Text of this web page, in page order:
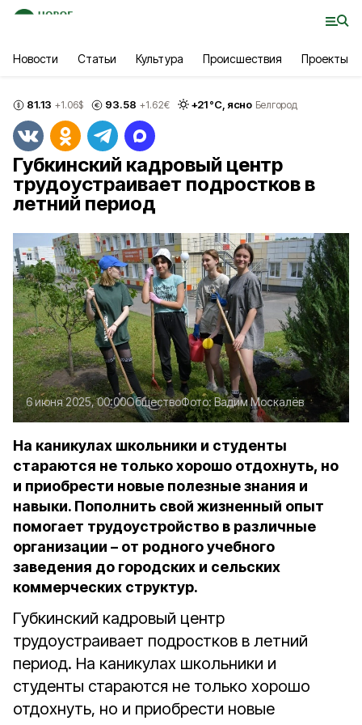
Новости Статьи Культура Происшествия Проекты
81.13 +1.06$ 93.58 +1.62€ +21°С, ясно Белгород
Губкинский кадровый центр
трудоустраивает подростков в
летний период
6 июня 2025, 00:00ОбществоФото:Вадим Москалёв
На каникулах школьники и студенты
стараются не только хорошо отдохнуть, но
и приобрести новые полезные знания и
навыки. Пополнить свой жизненный опыт
помогает трудоустройство в различные
организации – от родного учебного
заведения до городских и сельских
коммерческих структур.
Губкинский кадровый центр
трудоустраивает подростков в летний
период. На каникулах школьники и
студенты стараются не только хорошо
отдохнуть, но и приобрести новые